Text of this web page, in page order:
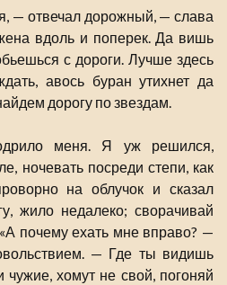
— отвечал дорожный, — слава
вдоль и поперек. Да вишь
с дороги. Лучше здесь
авось буран утихнет да
дорогу по звездам.
меня. Я уж решился,
ночевать посреди степи, как
на облучок и сказал
жило недалеко; сворачивай
почему ехать мне вправо? —
— Где ты видишь
хомут не свой, погоняй